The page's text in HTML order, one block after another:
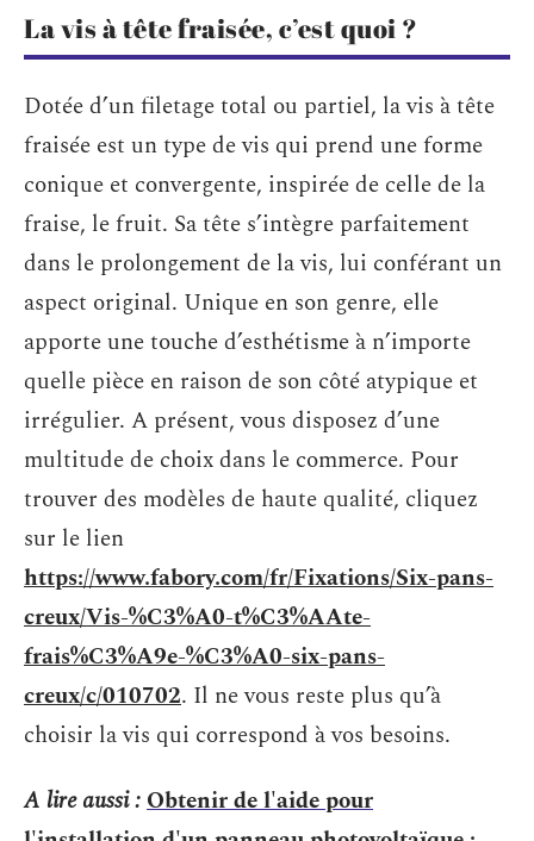
La vis à tête fraisée, c’est quoi ?
Dotée d’un filetage total ou partiel, la vis à tête
fraisée est un type de vis qui prend une forme
conique et convergente, inspirée de celle de la
fraise, le fruit. Sa tête s’intègre parfaitement
dans le prolongement de la vis, lui conférant un
aspect original. Unique en son genre, elle
apporte une touche d’esthétisme à n’importe
quelle pièce en raison de son côté atypique et
irrégulier. A présent, vous disposez d’une
multitude de choix dans le commerce. Pour
trouver des modèles de haute qualité, cliquez
sur le lien
https://www.fabory.com/fr/Fixations/Six-pans-
creux/Vis-%C3%A0-t%C3%AAte-
frais%C3%A9e-%C3%A0-six-pans-
creux/c/010702. Il ne vous reste plus qu’à
choisir la vis qui correspond à vos besoins.
A lire aussi :Obtenir de l'aide pour